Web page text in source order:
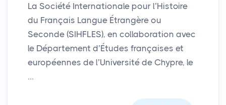
La Société Internationale pour l’Histoire
du Français Langue Étrangère ou
Seconde (SIHFLES), en collaboration avec
le Département d’Études françaises et
européennes de l’Université de Chypre, le
…